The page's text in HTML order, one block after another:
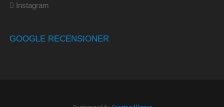
Instagram
GOOGLE RECENSIONER